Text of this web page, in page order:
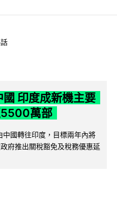
印度成新機主要
5500萬部
國轉往印度，目標兩年內將
府推出關稅豁免及稅務優惠延